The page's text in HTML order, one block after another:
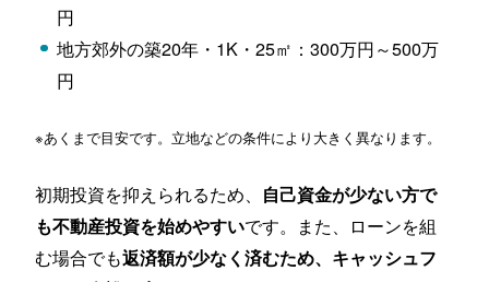
円
地方郊外の築20年・1K・25㎡：300万円～500万
円
※あくまで目安です。立地などの条件により大きく異なります。
初期投資を抑えられるため、 自己資金が少ない方で
も不動産投資を始めやすいです。また、ローンを組
む場合でも返済額が少なく済むため、キャッシュフ